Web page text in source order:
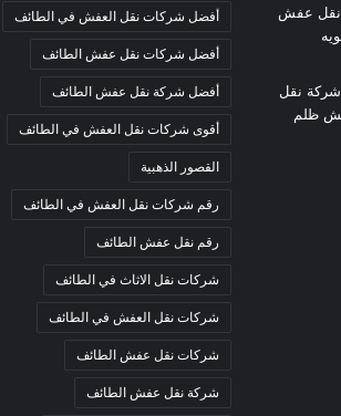
أفضل شركات نقل العفش في الطائف
أفضل شركات نقل عفش الطائف
أفضل شركة نقل عفش الطائف
أقوى شركات نقل العفش في الطائف
القصور الذهبية
رقم شركات نقل العفش في الطائف
رقم نقل عفش الطائف
شركات نقل الاثاث في الطائف
شركات نقل العفش في الطائف
شركات نقل عفش الطائف
شركة نقل عفش الطائف